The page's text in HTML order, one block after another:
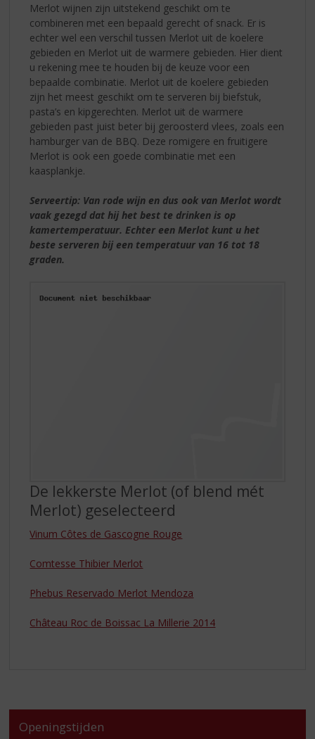
Merlot wijnen zijn uitstekend geschikt om te
combineren met een bepaald gerecht of snack. Er is
echter wel een verschil tussen Merlot uit de koelere
gebieden en Merlot uit de warmere gebieden. Hier dient
u rekening mee te houden bij de keuze voor een
bepaalde combinatie. Merlot uit de koelere gebieden
zijn het meest geschikt om te serveren bij biefstuk,
pasta’s en kipgerechten. Merlot uit de warmere
gebieden past juist beter bij geroosterd vlees, zoals een
hamburger van de BBQ. Deze romigere en fruitigere
Merlot is ook een goede combinatie met een
kaasplankje.
Serveertip: Van rode wijn en dus ook van Merlot wordt
vaak gezegd dat hij het best te drinken is op
kamertemperatuur. Echter een Merlot kunt u het
beste serveren bij een temperatuur van 16 tot 18
graden.
De lekkerste Merlot (of blend mét
Merlot) geselecteerd
Vinum Côtes de Gascogne Rouge
Comtesse Thibier Merlot
Phebus Reservado Merlot Mendoza
Château Roc de Boissac La Millerie 2014
Openingstijden